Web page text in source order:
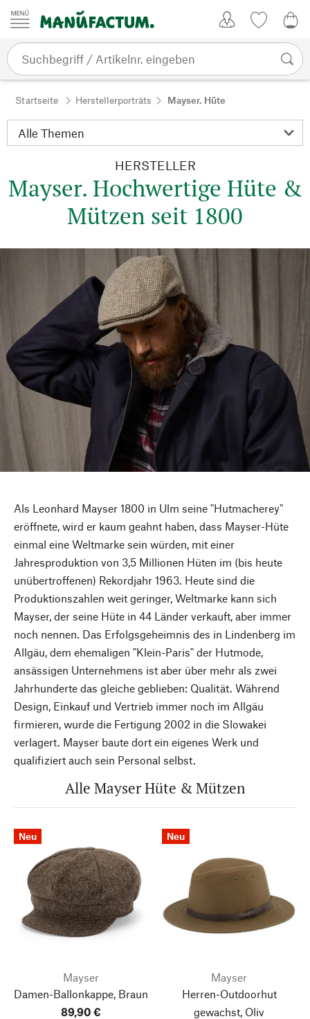
Zum Inhalt springen
Startseite Herstellerporträts Mayser. Hüte
HERSTELLER
Mayser. Hochwertige Hüte &
Mützen seit 1800
Als Leonhard Mayser 1800 in Ulm seine "Hutmacherey"
eröffnete, wird er kaum geahnt haben, dass Mayser-Hüte
einmal eine Weltmarke sein würden, mit einer
Jahresproduktion von 3,5 Millionen Hüten im (bis heute
unübertroffenen) Rekordjahr 1963. Heute sind die
Produktionszahlen weit geringer, Weltmarke kann sich
Mayser, der seine Hüte in 44 Länder verkauft, aber immer
noch nennen. Das Erfolgsgeheimnis des in Lindenberg im
Allgäu, dem ehemaligen "Klein-Paris" der Hutmode,
ansässigen Unternehmens ist aber über mehr als zwei
Jahrhunderte das gleiche geblieben: Qualität. Während
Design, Einkauf und Vertrieb immer noch im Allgäu
firmieren, wurde die Fertigung 2002 in die Slowakei
verlagert. Mayser baute dort ein eigenes Werk und
qualifiziert auch sein Personal selbst.
Alle Mayser Hüte & Mützen
Neu
Mayser
Damen-Ballonkappe, Braun
89,90 €
Neu
Mayser
Herren-Outdoorhut
gewachst, Oliv